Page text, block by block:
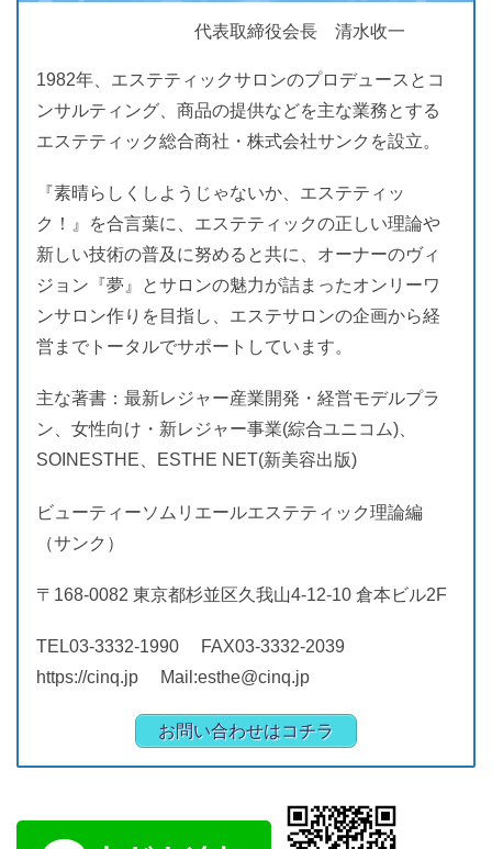
代表取締役会長 清水收一
1982年、エステティックサロンのプロデュースとコ
ンサルティング、商品の提供などを主な業務とする
エステティック総合商社・株式会社サンクを設立。
『素晴らしくしようじゃないか、エステティッ
ク！』を合言葉に、エステティックの正しい理論や
新しい技術の普及に努めると共に、オーナーのヴィ
ジョン『夢』とサロンの魅力が詰まったオンリーワ
ンサロン作りを目指し、エステサロンの企画から経
営までトータルでサポートしています。
主な著書：最新レジャー産業開発・経営モデルプラ
ン、女性向け・新レジャー事業(綜合ユニコム)、
SOINESTHE、ESTHE NET(新美容出版)
ビューティーソムリエールエステティック理論編
（サンク）
〒168-0082 東京都杉並区久我山4-12-10 倉本ビル2F
TEL03-3332-1990 FAX03-3332-2039
https://cinq.jp Mail:esthe@cinq.jp
お問い合わせはコチラ